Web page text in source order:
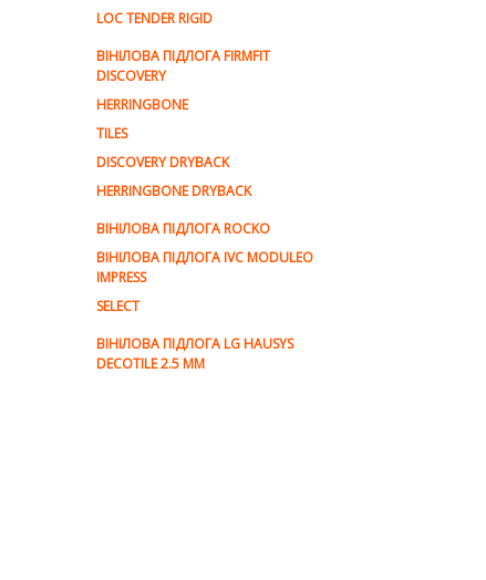
LOC TENDER RIGID
ВІНІЛОВА ПІДЛОГА FIRMFIT
DISCOVERY
HERRINGBONE
TILES
DISCOVERY DRYBACK
HERRINGBONE DRYBACK
ВІНІЛОВА ПІДЛОГА ROCKO
ВІНІЛОВА ПІДЛОГА IVC MODULEO
IMPRESS
SELECT
ВІНІЛОВА ПІДЛОГА LG HAUSYS
DECOTILE 2.5 MM